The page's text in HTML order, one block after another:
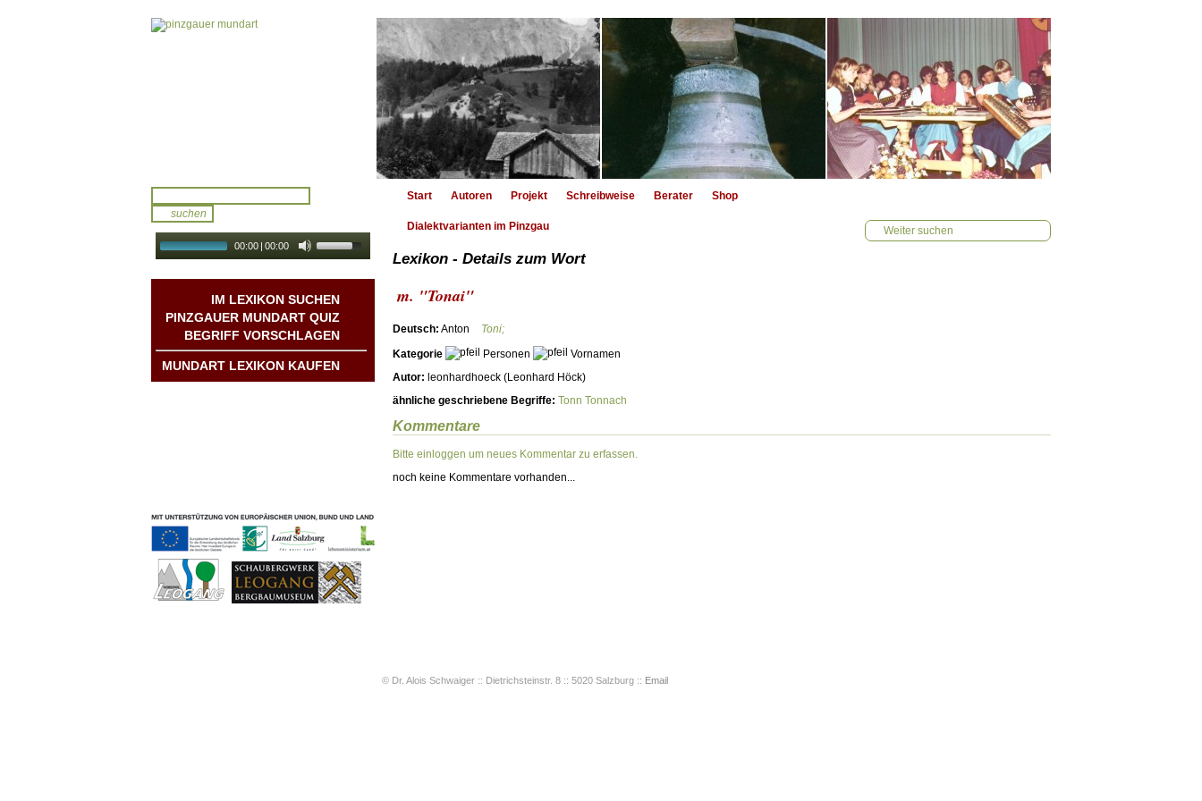
00:00 | 00:00
IM LEXIKON SUCHEN
PINZGAUER MUNDART QUIZ
BEGRIFF VORSCHLAGEN
MUNDART LEXIKON KAUFEN
Start Autoren Projekt Schreibweise Berater Shop
Dialektvarianten im Pinzgau Weiter suchen
Lexikon - Details zum Wort
m. "Tonai"
Deutsch: Anton
Toni;
Kategorie
Personen
Vornamen
Autor: leonhardhoeck (Leonhard Höck)
ähnliche geschriebene Begriffe: Tonn Tonnach
Kommentare
Bitte einloggen um neues Kommentar zu erfassen.
noch keine Kommentare vorhanden...
© Dr. Alois Schwaiger :: Dietrichsteinstr. 8 :: 5020 Salzburg :: Email